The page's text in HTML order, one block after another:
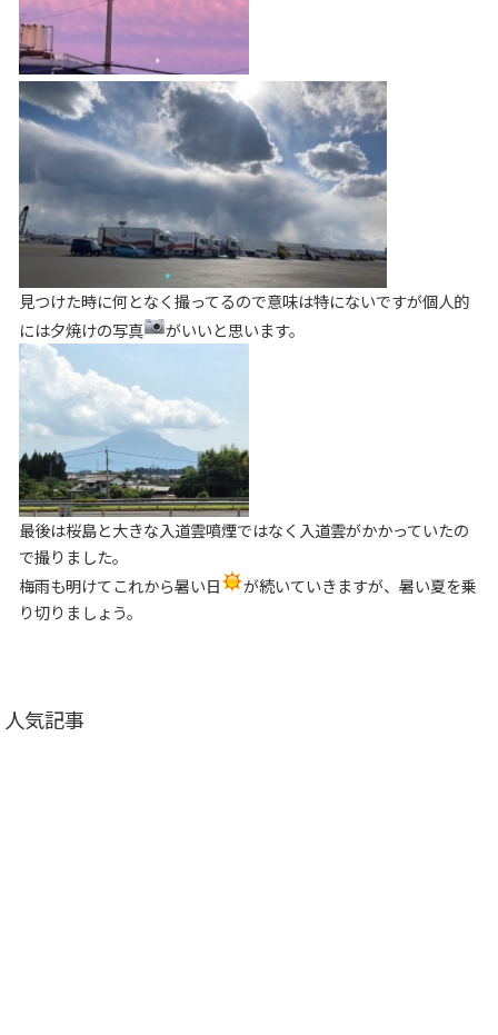
見つけた時に何となく撮ってるので意味は特にないですが個人的
には夕焼けの写真
がいいと思います。
最後は桜島と大きな入道雲噴煙ではなく入道雲がかかっていたの
で撮りました。
梅雨も明けてこれから暑い日
が続いていきますが、暑い夏を乗
り切りましょう。
人気記事